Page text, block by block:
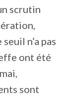
scrutin
n’a pas
ont été
sont